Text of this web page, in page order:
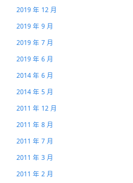
2019 年 12 月
2019 年 9 月
2019 年 7 月
2019 年 6 月
2014 年 6 月
2014 年 5 月
2011 年 12 月
2011 年 8 月
2011 年 7 月
2011 年 3 月
2011 年 2 月